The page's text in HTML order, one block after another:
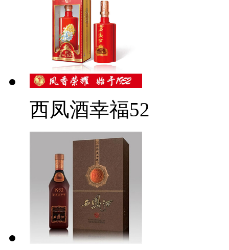
西凤酒幸福52